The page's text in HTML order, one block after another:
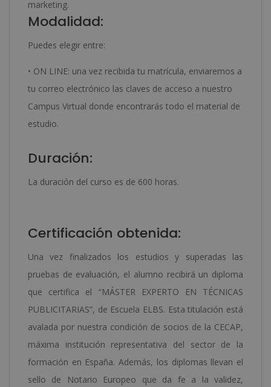
marketing.
Modalidad:
Puedes elegir entre:
• ON LINE: una vez recibida tu matrícula, enviaremos a
tu correo electrónico las claves de acceso a nuestro
Campus Virtual donde encontrarás todo el material de
estudio.
Duración:
La duración del curso es de 600 horas.
Certificación obtenida:
Una vez finalizados los estudios y superadas las
pruebas de evaluación, el alumno recibirá un diploma
que certifica el “MÁSTER EXPERTO EN TÉCNICAS
PUBLICITARIAS”, de Escuela ELBS. Esta titulación está
avalada por nuestra condición de socios de la CECAP,
máxima institución representativa del sector de la
formación en España. Además, los diplomas llevan el
sello de Notario Europeo que da fe a la validez,